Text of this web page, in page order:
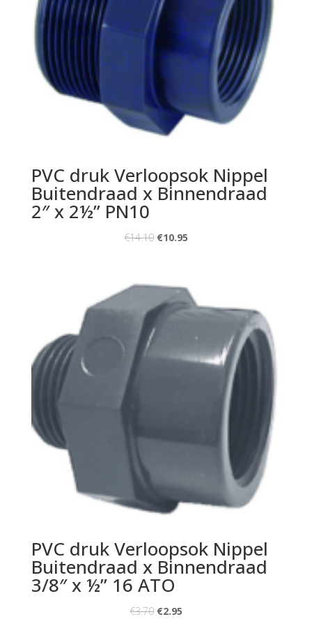
PVC druk Verloopsok Nippel
Buitendraad x Binnendraad
2″ x 2½” PN10
€14.10 €10.95
PVC druk Verloopsok Nippel
Buitendraad x Binnendraad
3/8″ x ½” 16 ATO
€3.70 €2.95